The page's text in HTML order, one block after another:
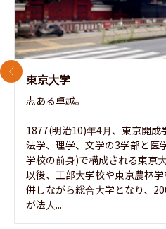
東京大学
志ある卓越。
1877(明治10)年4月、東京開成
法学、理学、文学の3学部と医
学校の前身)で構成される東京
以後、工部大学校や東京農林
併しながら総合大学となり、
が法人...
前のスライド